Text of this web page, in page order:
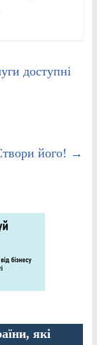
доступні
його! →
які